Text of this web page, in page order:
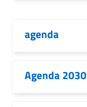
agenda
Agenda 2030